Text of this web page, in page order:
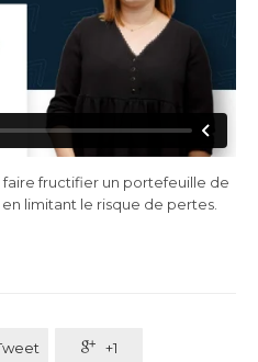
fructifier un portefeuille de
limitant le risque de pertes.
 +1